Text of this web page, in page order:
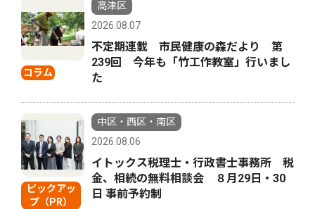
コラム
高津区
2026.08.07
不定期連載 市民健康の森だより 第
239回 今年も「竹工作教室」行いまし
た
ピックアッ
プ（PR）
中区・西区・南区
2026.08.06
イトックス税理士・行政書士事務所 税
金、相続の無料相談会 ８月29日・30
日 事前予約制